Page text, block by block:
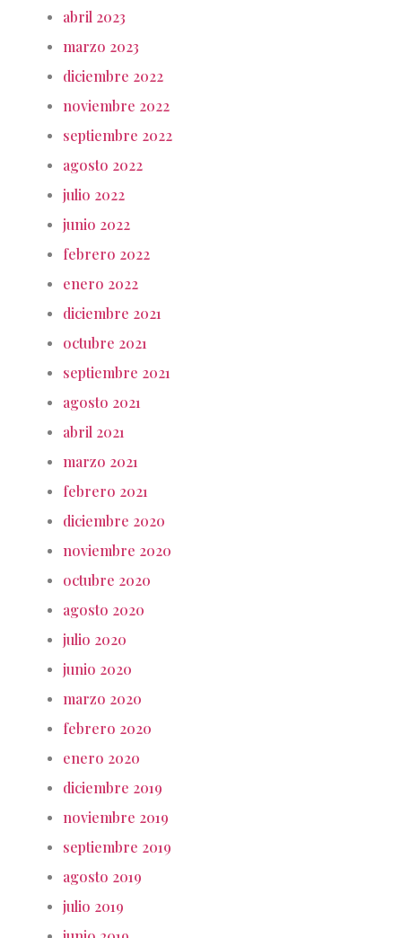
abril 2023
marzo 2023
diciembre 2022
noviembre 2022
septiembre 2022
agosto 2022
julio 2022
junio 2022
febrero 2022
enero 2022
diciembre 2021
octubre 2021
septiembre 2021
agosto 2021
abril 2021
marzo 2021
febrero 2021
diciembre 2020
noviembre 2020
octubre 2020
agosto 2020
julio 2020
junio 2020
marzo 2020
febrero 2020
enero 2020
diciembre 2019
noviembre 2019
septiembre 2019
agosto 2019
julio 2019